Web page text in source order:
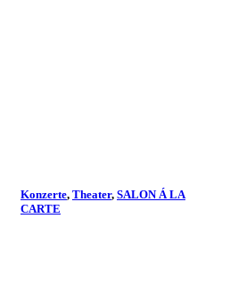
Konzerte, Theater, SALON Á LA
CARTE